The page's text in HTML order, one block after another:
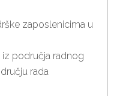
zaposlenicima u
iz područja radnog
rada